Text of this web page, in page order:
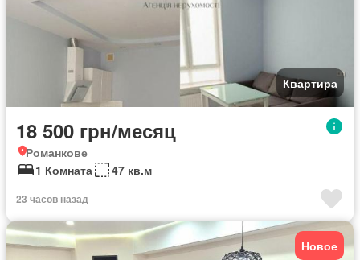
Квартира
18 500 грн/месяц
Романкове
1 Комната
47 кв.м
23 часов назад
Новое